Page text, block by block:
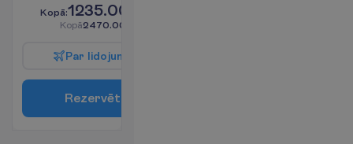
Kopā:1235.00
Kopā2470.00
Par lidojum
Rezervēt